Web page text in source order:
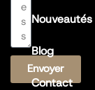
Envoyer
Nouveautés
Blog
Contact